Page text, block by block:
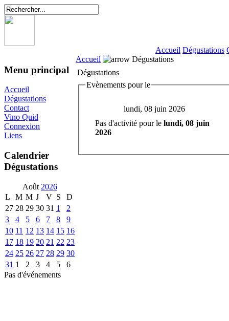
Accueil Dégustations
Menu principal
Accueil
Dégustations
Contact
Vino Quid
Connexion
Liens
Calendrier
Dégustations
Août 2026
L
M M J V S
D
27 28 29 30 31 1
2
3
4 5 6 7 8
9
10 11 12 13 14 15 16
17 18 19 20 21 22 23
24 25 26 27 28 29 30
31 1 2 3 4 5
6
Pas d'événements
Accueil
Dégustations
Dégustations
Evènements pour le
lundi, 08 juin 2026
Pas d'activité pour le lundi, 08 juin
2026